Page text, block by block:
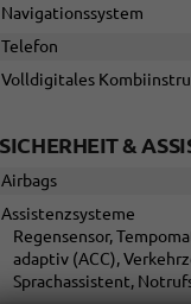
Navigationssystem
Telefon
Volldigitales
SICHERHEIT &
Airbags
Assistenzsysteme
Regensensor,
adaptiv (ACC),
Sprachassistent,